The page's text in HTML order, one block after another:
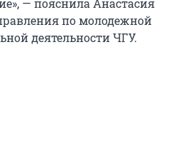
— пояснила Анастасия
по молодежной
деятельности ЧГУ.